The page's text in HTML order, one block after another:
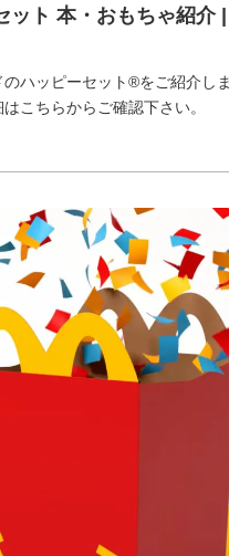
ット 本・おもちゃ紹介
のハッピーセット®︎をご紹介し
こちらからご確認下さい。